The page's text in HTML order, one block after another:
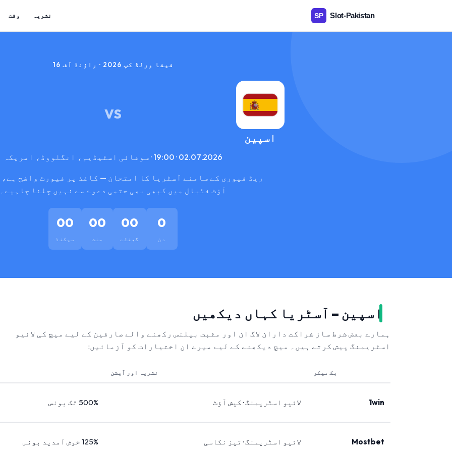
نشریہ وقت
فیفا ورلڈ کپ 2026 · راؤنڈ آف 16
اسپین
VS
02.07.2026 · 19:00 · سوفائی اسٹیڈیم، انگلووڈ، امریکہ
ریڈ فیوری کے سامنے آسٹریا کا امتحان — کاغذ پر فیورٹ واضح
آؤٹ فٹبال میں کبھی بھی حتمی دعوے سے نہیں چلنا چاہیے۔
0
دن
00
گھنٹے
00
منٹ
00
سیکنڈ
اسپین – آسٹریا کہاں دیکھیں
ہمارے بعض شرط ساز شراکت داران لاگ ان اور مثبت بیلنس رکھنے والے صارفین کے لیے میچ کی لائیو
اسٹریمنگ پیش کرتے ہیں۔ میچ دیکھنے کے لیے میرے ان اختیارات کو آزمائیں:
بک میکر نشریہ اور آپشن
1win لائیو اسٹریمنگ · کیش آؤٹ 500% تک بونس
Mostbet لائیو اسٹریمنگ · تیز نکاسی 125% خوش آمدید بونس